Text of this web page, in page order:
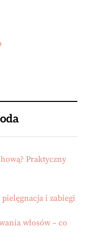
Praktyczny
i zabiegi
włosów – co